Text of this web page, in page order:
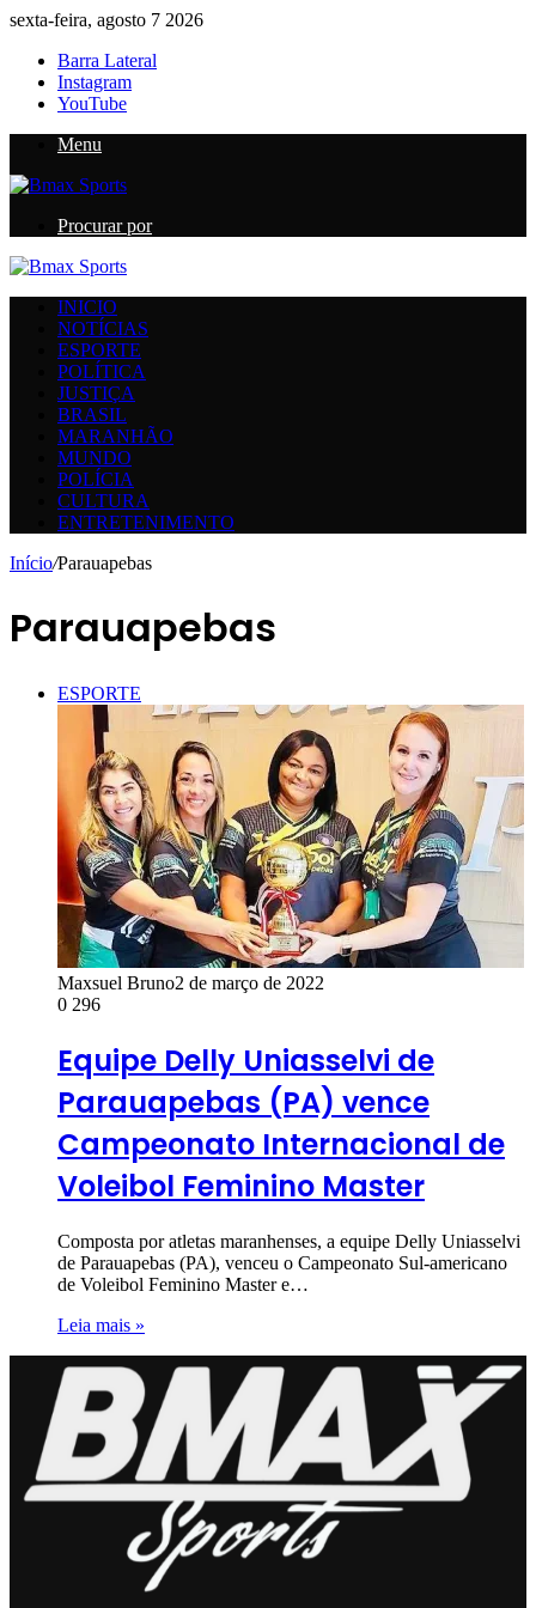
sexta-feira, agosto 7 2026
Barra Lateral
Instagram
YouTube
Menu
Procurar por
INICIO
NOTÍCIAS
ESPORTE
POLÍTICA
JUSTIÇA
BRASIL
MARANHÃO
MUNDO
POLÍCIA
CULTURA
ENTRETENIMENTO
Início/Parauapebas
Parauapebas
ESPORTE
Maxsuel Bruno2 de março de 2022
0 296
Equipe Delly Uniasselvi de
Parauapebas (PA) vence
Campeonato Internacional de
Voleibol Feminino Master
Composta por atletas maranhenses, a equipe Delly Uniasselvi
de Parauapebas (PA), venceu o Campeonato Sul-americano
de Voleibol Feminino Master e…
Leia mais »